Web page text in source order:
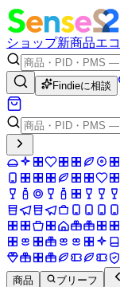
ショップ新商品エコ
Findieに相談
商品 ブリーフ